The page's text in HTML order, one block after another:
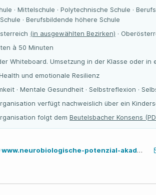
· Mittelschule · Polytechnische Schule ·
· Berufsbildende höhere Schule
(in ausgewählten Bezirken) ·
à 50 Minuten
Whiteboard. Umsetzung in der Klasse oder in
und emotionale Resilienz
· Mentale Gesundheit · Selbstreflexion ·
verfügt nachweislich über ein
folgt dem Beutelsbacher Konsens
www.neurobiologische-potenzial-akademie.at